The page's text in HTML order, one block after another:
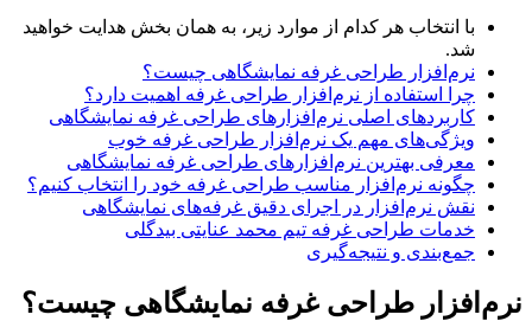
با انتخاب هر کدام از موارد زیر، به همان بخش هدایت خواهید
نرم‌افزار طراحی غرفه نمایشگاهی چیست؟
چرا استفاده از نرم‌افزار طراحی غرفه اهمیت دارد؟
کاربردهای اصلی نرم‌افزارهای طراحی غرفه نمایشگاهی
ویژگی‌های مهم یک نرم‌افزار طراحی غرفه خوب
معرفی بهترین نرم‌افزارهای طراحی غرفه نمایشگاهی
چگونه نرم‌افزار مناسب طراحی غرفه خود را انتخاب کنیم؟
نقش نرم‌افزار در اجرای دقیق غرفه‌های نمایشگاهی
خدمات طراحی غرفه تیم محمد عنایتی بیدگلی
جمع‌بندی و نتیجه‌گیری
طراحی غرفه نمایشگاهی چیست؟